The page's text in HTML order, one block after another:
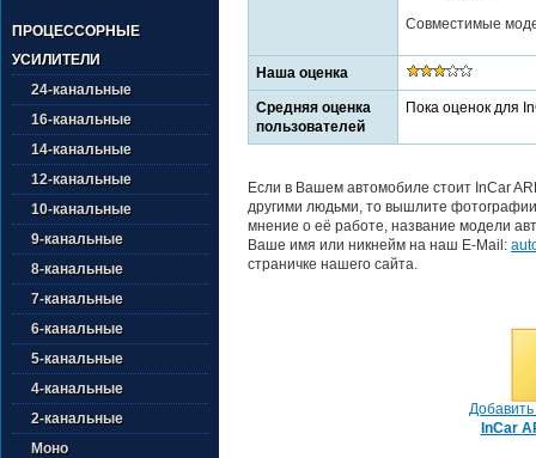
ПРОЦЕССОРНЫЕ
УСИЛИТЕЛИ
24-канальные
16-канальные
14-канальные
12-канальные
10-канальные
9-канальные
8-канальные
7-канальные
6-канальные
5-канальные
4-канальные
2-канальные
Моно
Совместимые
Наша оценка
Средняя оценка
пользователей
Пока оценок для
Если в Вашем автомобиле стоит InCar
другими людьми, то вышлите
мнение о её работе, название модели
Ваше имя или никнейм на наш E-Mail:
страничке нашего сайта.
InCar